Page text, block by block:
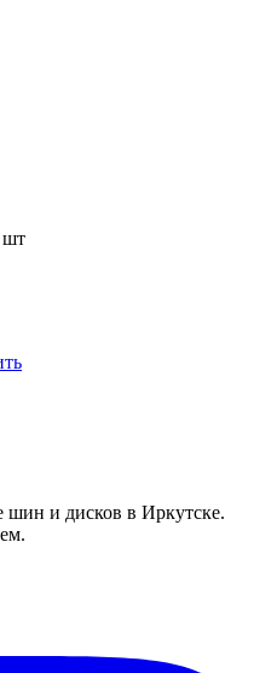
шт
и дисков в Иркутске.